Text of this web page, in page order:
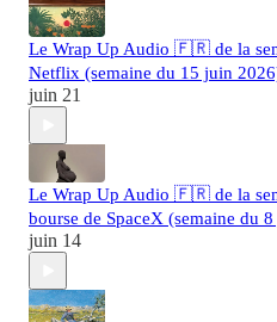
Le Wrap Up Audio 🇫🇷 de la
Netflix (semaine du 15 juin
juin 21
Le Wrap Up Audio 🇫🇷 de la
bourse de SpaceX (semaine du
juin 14